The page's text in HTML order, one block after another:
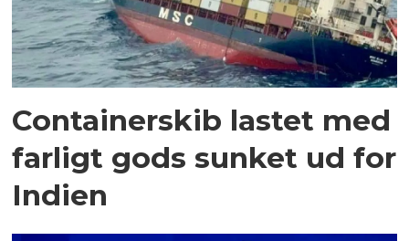
Containerskib lastet med
farligt gods sunket ud for
Indien